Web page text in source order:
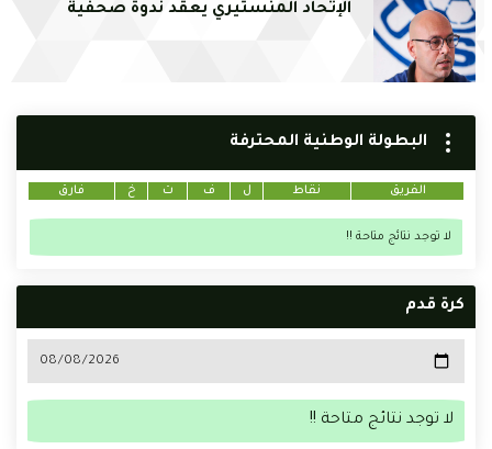
الإتحاد المنستيري يعقد ندوة صحفية
البطولة الوطنية المحترفة
الفريق نقاط ل ف ت خ فارق
لا توجد نتائج متاحة !!
كرة قدم
لا توجد نتائج متاحة !!